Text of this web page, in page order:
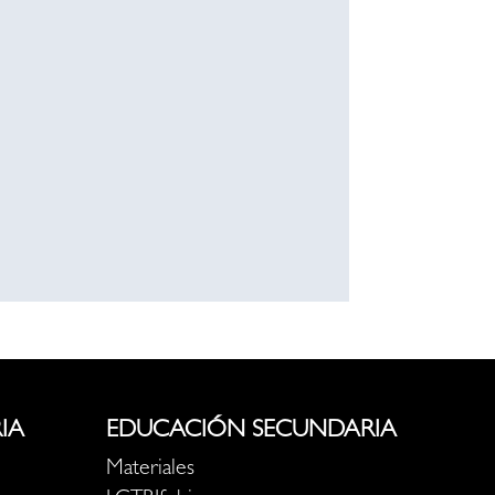
EDUCACIÓN SECUNDARIA
Materiales